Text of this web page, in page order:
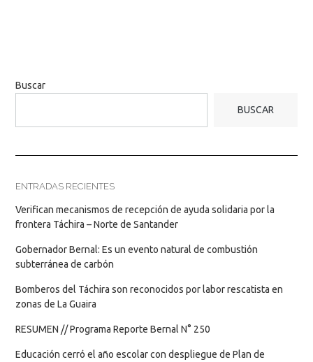
Buscar
BUSCAR
ENTRADAS RECIENTES
Verifican mecanismos de recepción de ayuda solidaria por la
frontera Táchira – Norte de Santander
Gobernador Bernal: Es un evento natural de combustión
subterránea de carbón
Bomberos del Táchira son reconocidos por labor rescatista en
zonas de La Guaira
RESUMEN // Programa Reporte Bernal N° 250
Educación cerró el año escolar con despliegue de Plan de